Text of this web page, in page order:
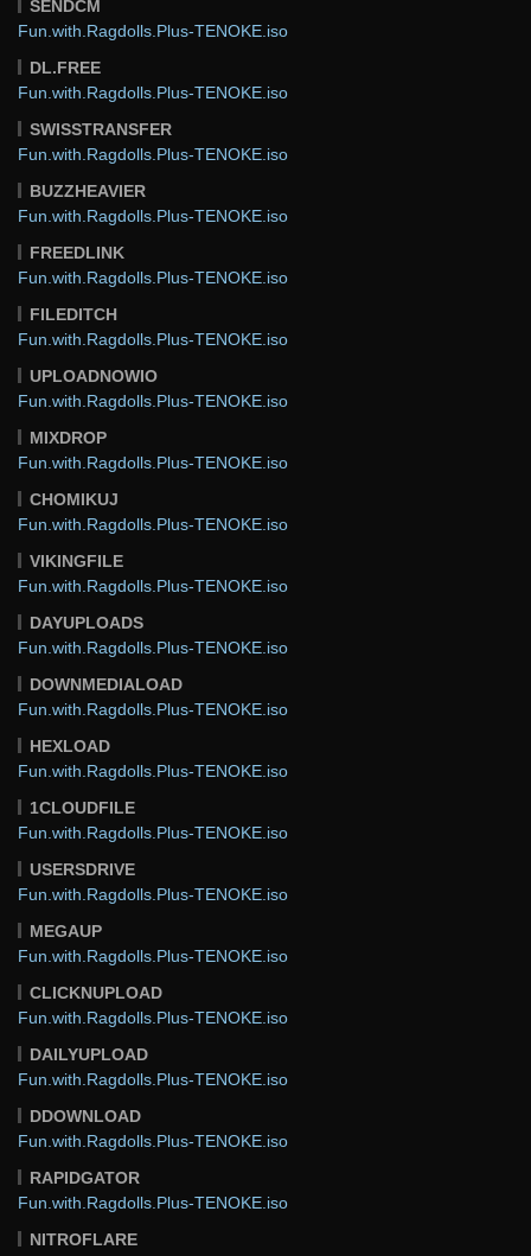
SENDCM
Fun.with.Ragdolls.Plus-TENOKE.iso
DL.FREE
Fun.with.Ragdolls.Plus-TENOKE.iso
SWISSTRANSFER
Fun.with.Ragdolls.Plus-TENOKE.iso
BUZZHEAVIER
Fun.with.Ragdolls.Plus-TENOKE.iso
FREEDLINK
Fun.with.Ragdolls.Plus-TENOKE.iso
FILEDITCH
Fun.with.Ragdolls.Plus-TENOKE.iso
UPLOADNOWIO
Fun.with.Ragdolls.Plus-TENOKE.iso
MIXDROP
Fun.with.Ragdolls.Plus-TENOKE.iso
CHOMIKUJ
Fun.with.Ragdolls.Plus-TENOKE.iso
VIKINGFILE
Fun.with.Ragdolls.Plus-TENOKE.iso
DAYUPLOADS
Fun.with.Ragdolls.Plus-TENOKE.iso
DOWNMEDIALOAD
Fun.with.Ragdolls.Plus-TENOKE.iso
HEXLOAD
Fun.with.Ragdolls.Plus-TENOKE.iso
1CLOUDFILE
Fun.with.Ragdolls.Plus-TENOKE.iso
USERSDRIVE
Fun.with.Ragdolls.Plus-TENOKE.iso
MEGAUP
Fun.with.Ragdolls.Plus-TENOKE.iso
CLICKNUPLOAD
Fun.with.Ragdolls.Plus-TENOKE.iso
DAILYUPLOAD
Fun.with.Ragdolls.Plus-TENOKE.iso
DDOWNLOAD
Fun.with.Ragdolls.Plus-TENOKE.iso
RAPIDGATOR
Fun.with.Ragdolls.Plus-TENOKE.iso
NITROFLARE